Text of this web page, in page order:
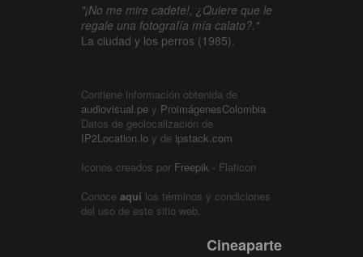
"¡No me mire cadete!, ¿Quiere que le
regale una fotografía mía calato?."
La ciudad y los perros (1985).
Contiene información obtenida de
audiovisual.pe y ProimágenesColombia.
Datos de geolocalización de
IP2Location.io y de ipstack.com
Iconos creados por Freepik - Flaticon
Conoce aquí los términos y condiciones
del uso de este sitio web.
Cineaparte